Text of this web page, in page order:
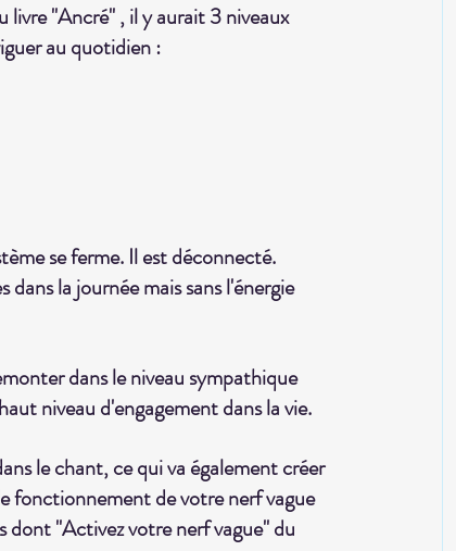
livre "Ancré" , il y aurait 3 niveaux
au quotidien :
se ferme. Il est déconnecté.
la journée mais sans l'énergie
dans le niveau sympathique
niveau d'engagement dans la vie.
le chant, ce qui va également créer
fonctionnement de votre nerf vague
dont "Activez votre nerf vague" du